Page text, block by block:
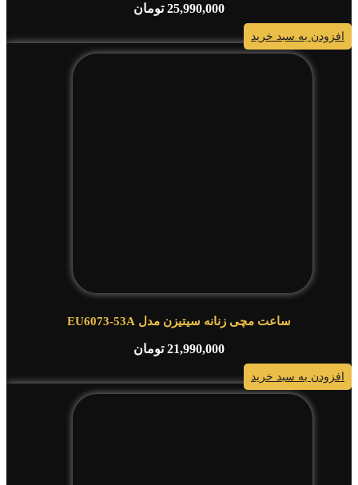
25,990,000 تومان
افزودن به سبد خرید
ساعت مچی زنانه سیتیزن مدل EU6073-53A
21,990,000 تومان
افزودن به سبد خرید